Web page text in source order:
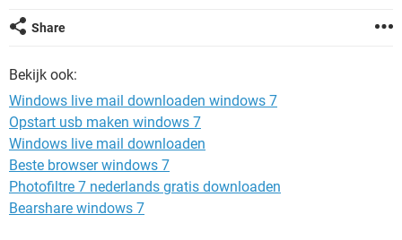
TIKTOK
GRATIS
TIKTOK
Share
Bekijk ook:
Windows live mail downloaden windows 7
Opstart usb maken windows 7
Windows live mail downloaden
Beste browser windows 7
Photofiltre 7 nederlands gratis downloaden
Bearshare windows 7